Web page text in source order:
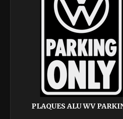
PLAQUES ALU WV